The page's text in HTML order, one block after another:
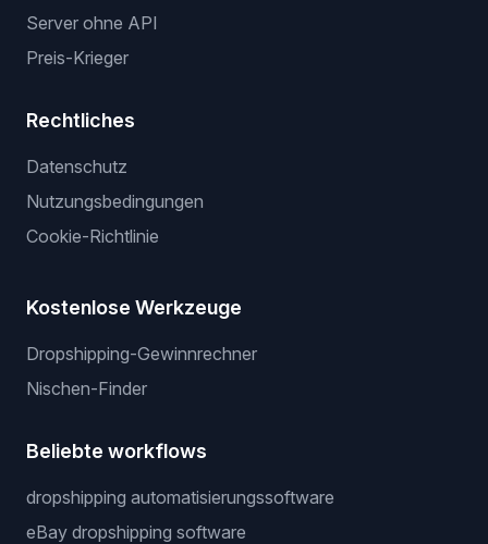
Server ohne API
Preis-Krieger
Rechtliches
Datenschutz
Nutzungsbedingungen
Cookie-Richtlinie
Kostenlose Werkzeuge
Dropshipping-Gewinnrechner
Nischen-Finder
Beliebte workflows
dropshipping automatisierungssoftware
eBay dropshipping software